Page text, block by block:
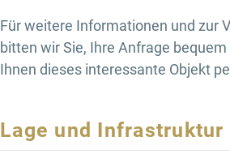
Für weitere Informationen und zur
bitten wir Sie, Ihre Anfrage
Ihnen dieses interessante Objekt
Lage und Infrastruktur